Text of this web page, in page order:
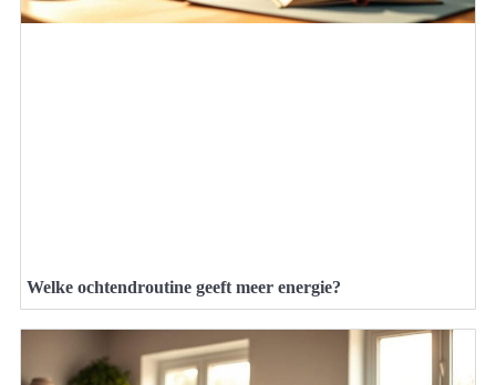
Welke ochtendroutine geeft meer energie?